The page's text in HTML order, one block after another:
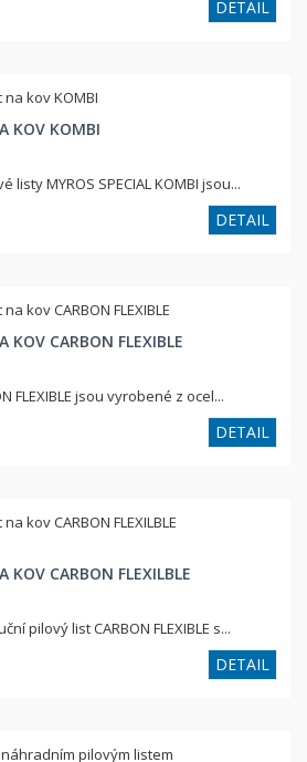
DETAIL
KOV KOMBI
MYROS SPECIAL KOMBI jsou...
DETAIL
KOV CARBON FLEXIBLE
FLEXIBLE jsou vyrobené z ocel...
DETAIL
KOV CARBON FLEXILBLE
pilový list CARBON FLEXIBLE s...
DETAIL